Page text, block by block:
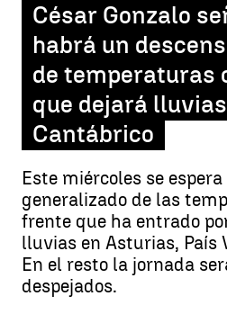
César Gonzalo
habrá un
de temperaturas
que dejará
Cantábrico
Este miércoles se
generalizado de las
frente que ha entrado
lluvias en Asturias, País
En el resto la jornada
despejados.